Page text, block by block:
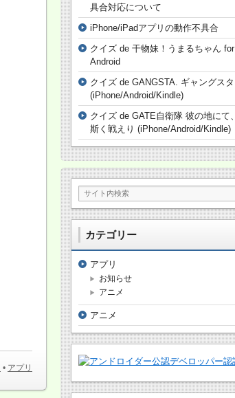
• アプリ
具合対応について
iPhone/iPadアプリの動作不具合
クイズ de 干物妹！うまるちゃん for
Android
クイズ de GANGSTA. ギャングスタ
(iPhone/Android/Kindle)
クイズ de GATE自衛隊 彼の地にて、
斯く戦えり (iPhone/Android/Kindle)
カテゴリー
アプリ
お知らせ
アニメ
アニメ